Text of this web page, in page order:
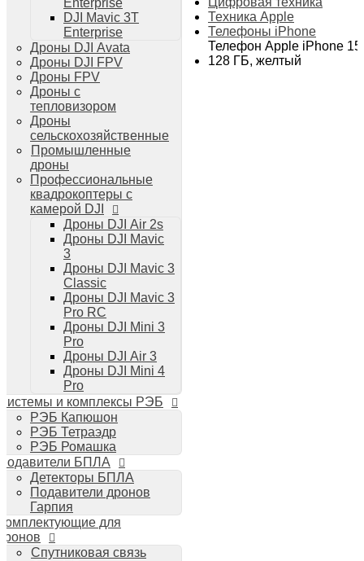
Дроны DJI Mini 4 Pro
Системы и комплексы РЭБ
РЭБ Капюшон
РЭБ Тетраэдр
РЭБ Ромашка
Подавители БПЛА
Детекторы БПЛА
Комплектующие для дронов
Спутниковая связь
Зарядные устройства для дронов
Пульты для дронов
Пропеллеры для дронов
Кейсы для дронов
Тепловизионные бинокли
Тепловизионные прицелы
Аккумуляторы для дронов
Телевизоры
Телевизоры
Цифровая техника
Техника Apple
Телефоны iPhone
Планшеты iPad
Компьютеры Mac
Аудиотехника
Стайлеры для волос Dyson
Пылесосы Dyson
Аудио и видео DJI
Ручные камеры
DJI Osmo Action 3
DJI Osmo Pocket 3
Стабилизаторы
Enterprise
DJI Mavic 3T
Enterprise
Дроны DJI Avata
Дроны DJI FPV
Дроны FPV
Дроны с
тепловизором
Дроны
сельскохозяйственные
Промышленные
дроны
Профессиональные
квадрокоптеры с
камерой DJI
Дроны DJI Air 2s
Дроны DJI Mavic
3
Дроны DJI Mavic 3
Classic
Дроны DJI Mavic 3
Pro RC
Дроны DJI Mini 3
Pro
Дроны DJI Air 3
Дроны DJI Mini 4
Pro
и комплексы РЭБ
РЭБ Капюшон
РЭБ Тетраэдр
РЭБ Ромашка
БПЛА
Детекторы БПЛА
Подавители дронов
Гарпия
для
Спутниковая связь
Техника Apple
Телефоны iPhone
Телефон Apple iPhone 15
128 ГБ, желтый